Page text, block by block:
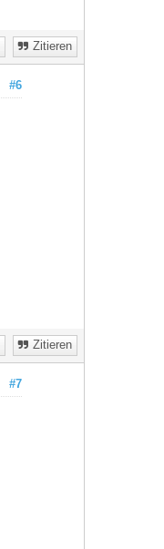
Zitieren
#6
Zitieren
#7